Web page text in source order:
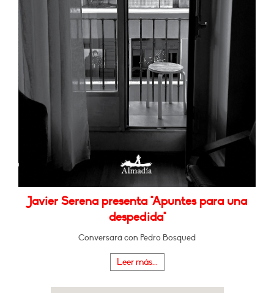
Javier Serena presenta "Apuntes para una
despedida"
Conversará con Pedro Bosqued
Leer más...